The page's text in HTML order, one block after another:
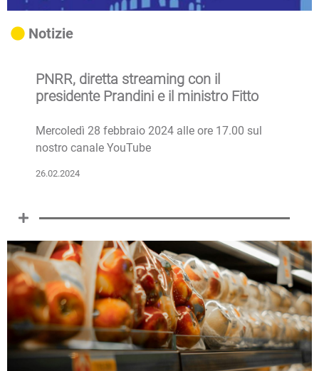
Notizie
PNRR, diretta streaming con il
presidente Prandini e il ministro Fitto
Mercoledì 28 febbraio 2024 alle ore 17.00 sul
nostro canale YouTube
26.02.2024